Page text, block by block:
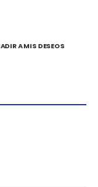
A MIS DESEOS